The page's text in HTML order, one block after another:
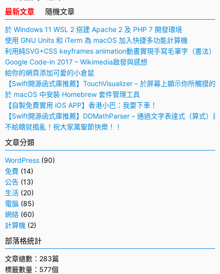
最新文章 隨機文章
於 Windows 11 WSL 2 搭建 Apache 2 及 PHP 7 開發環境
使用 GNU Units 和 iTerm 為 macOS 加入快捷多功能計算機
利用純SVG+CSS keyframes animation動畫實現手寫毛筆字（書法）
Google Code-in 2017 – Wikimedia啟發與感想
給你的網頁添加可愛的小倉鼠
【Swift開源函式庫推薦】TouchVisualizer – 於屏幕上顯示你所觸摸的
於 macOS 中安裝 Homebrew 套件管理工具
【自製免費實用 iOS APP】香港小巴：我要下車！
【Swift開源函式庫推薦】DDMathParser – 通過文字表達式（算式）
不給糖就搗亂！祝大家萬聖節快樂！！
文章分類
WordPress (90)
免費 (14)
公告 (13)
生活 (20)
電腦 (85)
網絡 (60)
計算機 (2)
部落格統計
文章總數：283篇
標籤數量：577個